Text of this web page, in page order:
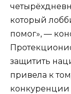
который
помог», —
защитить
привела к
конкуренции